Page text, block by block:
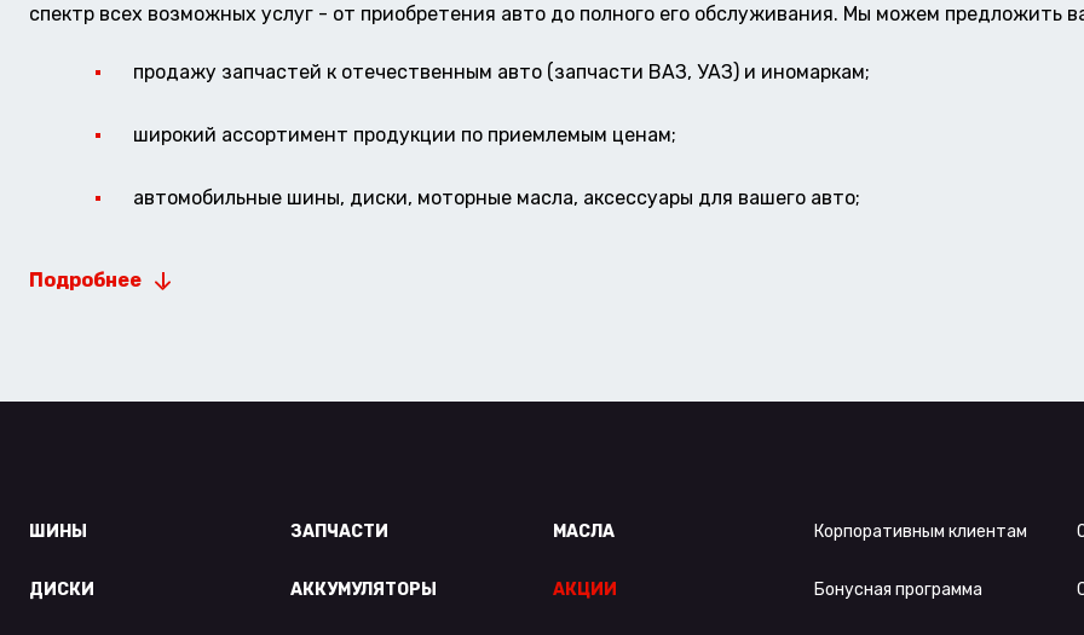
спектр всех возможных услуг - от приобретения авто до полного его обслуживания. Мы можем предложить
продажу запчастей к отечественным авто (запчасти ВАЗ, УАЗ) и иномаркам;
широкий ассортимент продукции по приемлемым ценам;
автомобильные шины, диски, моторные масла, аксессуары для вашего авто;
Подробнее
ШИНЫ
ДИСКИ
ЗАПЧАСТИ
АККУМУЛЯТОРЫ
МАСЛА
АКЦИИ
Корпоративным клиентам
Бонусная программа